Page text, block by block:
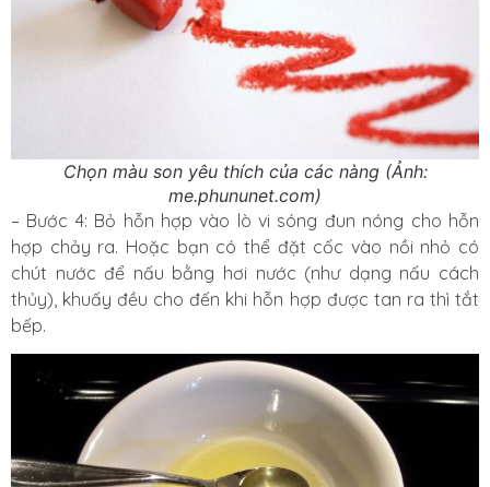
Chọn màu son yêu thích của các nàng (Ảnh:
me.phununet.com)
– Bước 4: Bỏ hỗn hợp vào lò vi sóng đun nóng cho hỗn
hợp chảy ra. Hoặc bạn có thể đặt cốc vào nồi nhỏ có
chút nước để nấu bằng hơi nước (như dạng nấu cách
thủy), khuấy đều cho đến khi hỗn hợp được tan ra thì tắt
bếp.